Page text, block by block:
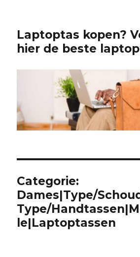
Laptoptas kopen?
hier de beste
Categorie:
Dames|Type/
Type/
le|Laptoptassen